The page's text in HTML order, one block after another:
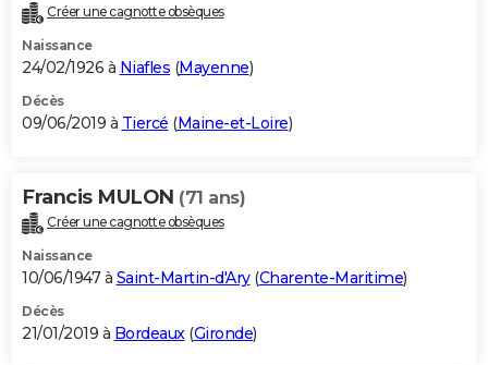
Créer une cagnotte obsèques
Naissance
24/02/1926 à Niafles (Mayenne)
Décès
09/06/2019 à Tiercé (Maine-et-Loire)
Francis MULON (71 ans)
Créer une cagnotte obsèques
Naissance
10/06/1947 à Saint-Martin-d'Ary(Charente-Maritime)
Décès
21/01/2019 à Bordeaux (Gironde)